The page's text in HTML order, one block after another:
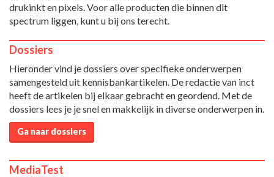
drukinkt en pixels. Voor alle producten die binnen dit
spectrum liggen, kunt u bij ons terecht.
Dossiers
Hieronder vind je dossiers over specifieke onderwerpen
samengesteld uit kennisbankartikelen. De redactie van inct
heeft de artikelen bij elkaar gebracht en geordend. Met de
dossiers lees je je snel en makkelijk in diverse onderwerpen in.
Ga naar dossiers
MediaTest